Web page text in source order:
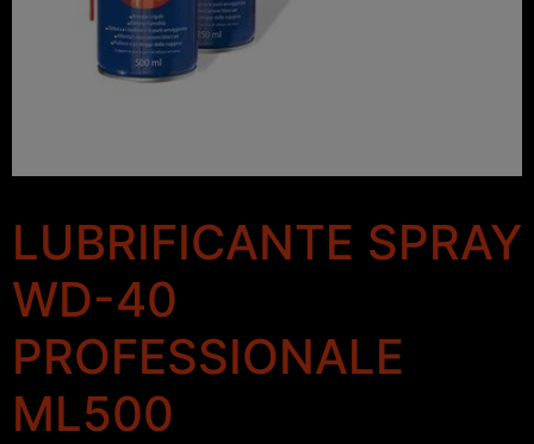
LUBRIFICANTE SPRAY
WD-40
PROFESSIONALE
ML500